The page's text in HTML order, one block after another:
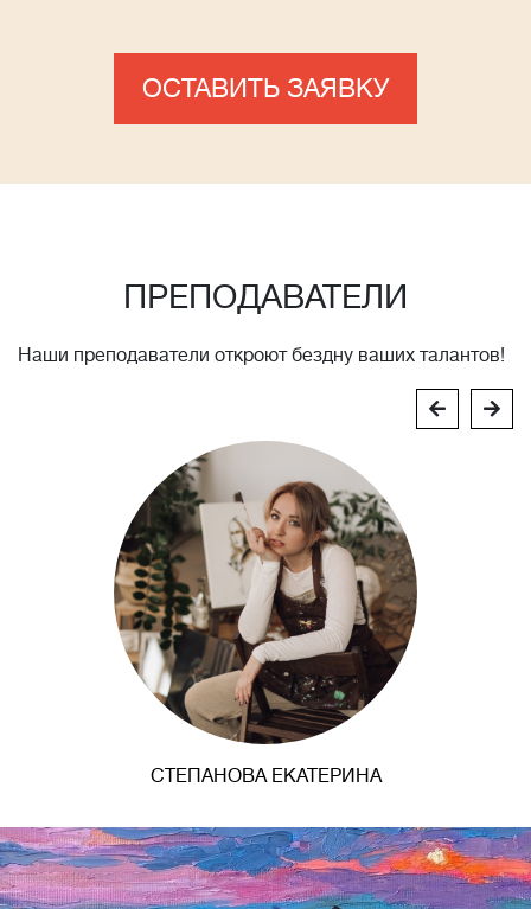
ОСТАВИТЬ ЗАЯВКУ
ПРЕПОДАВАТЕЛИ
Наши преподаватели откроют бездну ваших талантов!
СТЕПАНОВА ЕКАТЕРИНА